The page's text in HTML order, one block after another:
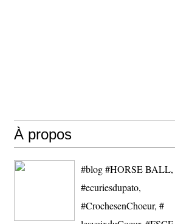
À propos
#blog #HORSE BALL,
#ecuriesdupato,
#CrochesenChoeur, #